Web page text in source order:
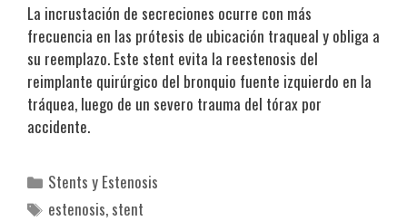
La incrustación de secreciones ocurre con más
frecuencia en las prótesis de ubicación traqueal y obliga a
su reemplazo. Este stent evita la reestenosis del
reimplante quirúrgico del bronquio fuente izquierdo en la
tráquea, luego de un severo trauma del tórax por
accidente.
Categorías
Stents y Estenosis
Etiquetas
estenosis, stent